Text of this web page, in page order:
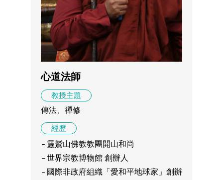
心道法師
教授主題
傳法、禪修
經歷
靈鷲山佛教教團開山和尚
世界宗教博物館 創辦人
國際非政府組織「愛和平地球家」創辦